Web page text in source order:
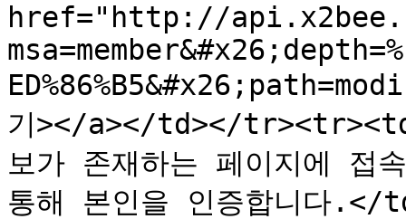
href="http://
기></a></td></
보가 존재하는 페이지에 접
통해 본인을 인증합니다.</